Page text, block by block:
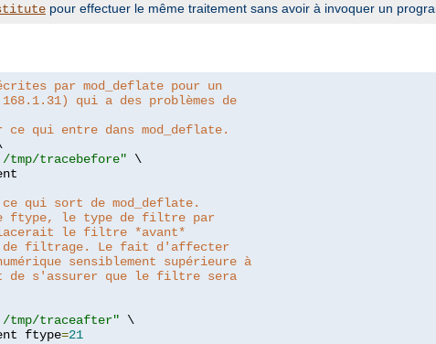
pour effectuer le même traitement sans avoir à invoquer un
par mod_deflate pour un
qui a des problèmes de
qui entre dans mod_deflate.
tracebefore" \
qui sort de mod_deflate.
ftype, le type de filtre par
placerait le filtre *avant*
de filtrage. Le fait d'affecter
sensiblement supérieure à
de s'assurer que le filtre sera
traceafter" \
ftype=21